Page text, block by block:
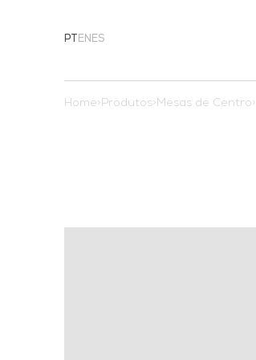
PT ENES
Home>Produtos>Mesas de Centro>